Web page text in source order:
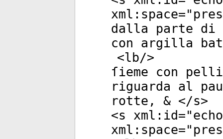
xml:space="
dalla parte di
con argilla
<lb/>
ſieme con
riguarda al
rotte, & </s>
<s xml:id="
xml:space="